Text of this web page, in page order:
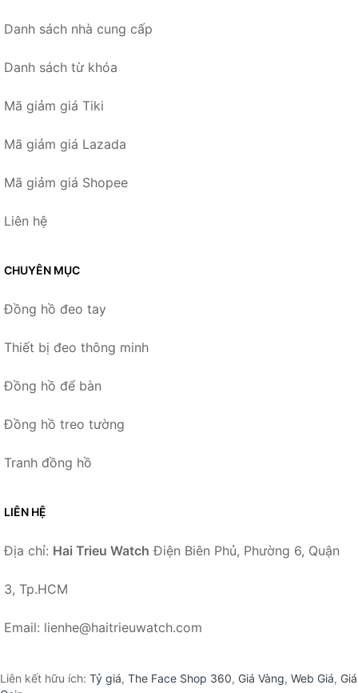
Danh sách nhà cung cấp
Danh sách từ khóa
Mã giảm giá Tiki
Mã giảm giá Lazada
Mã giảm giá Shopee
Liên hệ
CHUYÊN MỤC
Đồng hồ đeo tay
Thiết bị đeo thông minh
Đồng hồ để bàn
Đồng hồ treo tường
Tranh đồng hồ
LIÊN HỆ
Địa chỉ: Hai Trieu Watch Điện Biên Phủ, Phường 6, Quận
3, Tp.HCM
Email: lienhe@haitrieuwatch.com
Liên kết hữu ích: Tỷ giá, The Face Shop 360, Giá Vàng, Web Giá, Giá